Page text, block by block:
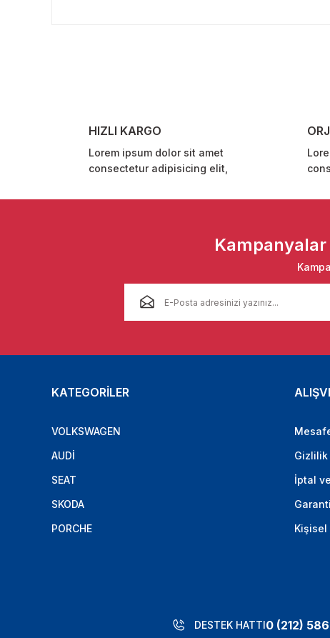
Bu ürüne benzer farklı alternatifler olmalı.
HIZLI KARGO
Lorem ipsum dolor sit amet
consectetur adipisicing elit,
KATEGORİLER
VOLKSWAGEN
AUDİ
SEAT
SKODA
PORCHE
İptal
Kişisel
DESTEK HATTI0 (212)